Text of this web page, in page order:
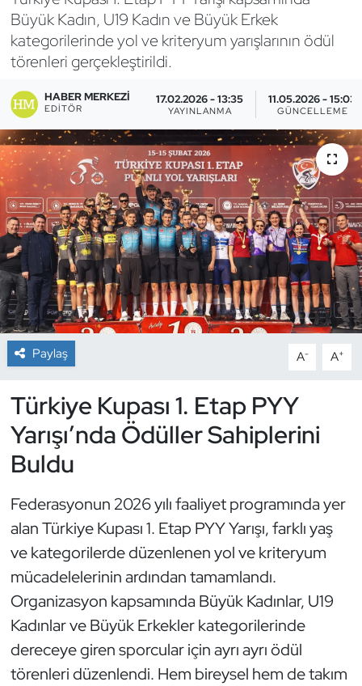
Büyük Kadın, U19 Kadın ve Büyük Erkek
kategorilerinde yol ve kriteryum yarışlarının ödül
törenleri gerçekleştirildi.
HABER MERKEZI
EDITÖR
17.02.2026 - 13:35
YAYINLANMA
11.05.2026 - 15:03
GÜNCELLEME
Paylaş A- A+
Türkiye Kupası 1. Etap PYY
Yarışı’nda Ödüller Sahiplerini
Buldu
Federasyonun 2026 yılı faaliyet programında yer
alan Türkiye Kupası 1. Etap PYY Yarışı, farklı yaş
ve kategorilerde düzenlenen yol ve kriteryum
mücadelelerinin ardından tamamlandı.
Organizasyon kapsamında Büyük Kadınlar, U19
Kadınlar ve Büyük Erkekler kategorilerinde
dereceye giren sporcular için ayrı ayrı ödül
törenleri düzenlendi. Hem bireysel hem de takım
Bocce Bowling Dart
Boks
Briç
Buz Hokeyi
Buz Pateni
Çim Hokeyi
Cimnastik
Curling
Dağcılık
Dövüş Sanatı
E-Spor
Eskrim
Futbol
Futsal
Genel
Golf